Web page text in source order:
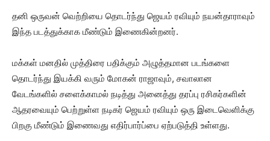
தனி ஒருவன் வெற்றியை தொடர்ந்து ஜெயம் ரவியும் நயன்தாராவும்
இந்த படத்துக்காக மீண்டும் இணைகின்றனர்.
மக்கள் மனதில் முத்திரை பதிக்கும் அழுத்தமான படங்களை
தொடர்ந்து இயக்கி வரும் மோகன் ராஜாவும், சவாலான
வேடங்களில் சளைக்காமல் நடித்து அனைத்து தரப்பு ரசிகர்களின்
ஆதரவையும் பெற்றுள்ள நடிகர் ஜெயம் ரவியும் ஒரு இடைவெளிக்கு
பிறகு மீண்டும் இணைவது எதிர்பார்ப்பை ஏற்படுத்தி உள்ளது.